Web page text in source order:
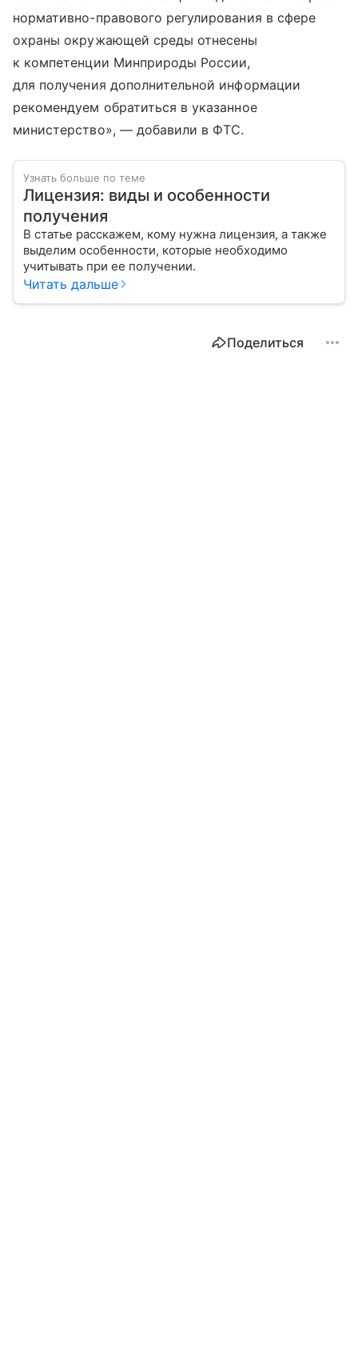
нормативно-правового регулирования в сфере
охраны окружающей среды отнесены
к компетенции Минприроды России,
для получения дополнительной информации
рекомендуем обратиться в указанное
министерство», — добавили в ФТС.
Узнать больше по теме
Лицензия: виды и особенности
получения
В статье расскажем, кому нужна лицензия, а также
выделим особенности, которые необходимо
учитывать при ее получении.
Читать дальше
Поделиться